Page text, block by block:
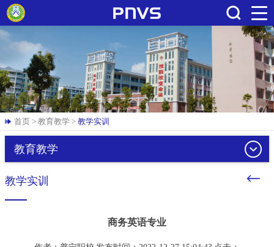
搜索
首页 > 教育教学 > 教学实训
教育教学
教学实训
商务英语专业